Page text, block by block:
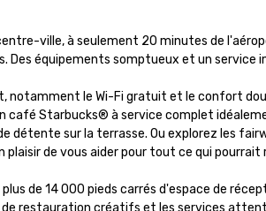
ville, à seulement 20 minutes de
équipements somptueux et un
notamment le Wi-Fi gratuit et le confort
Starbucks® à service complet
détente sur la terrasse. Ou explorez les
de vous aider pour tout ce qui pourrait
de 14 000 pieds carrés d'espace de
restauration créatifs et les services